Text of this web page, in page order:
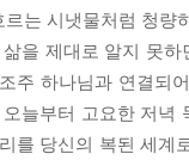
는 시냇물처럼 청
을 제대로 알지 못
주 하나님과 연결되
늘부터 고요한 저
를 당신의 복된 세